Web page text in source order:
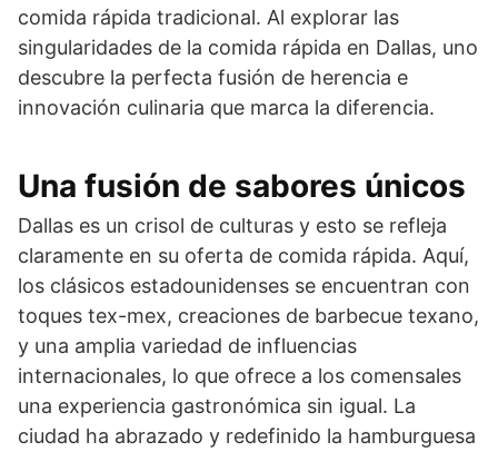
comida rápida tradicional. Al explorar las
singularidades de la comida rápida en Dallas, uno
descubre la perfecta fusión de herencia e
innovación culinaria que marca la diferencia.
Una fusión de sabores únicos
Dallas es un crisol de culturas y esto se refleja
claramente en su oferta de comida rápida. Aquí,
los clásicos estadounidenses se encuentran con
toques tex-mex, creaciones de barbecue texano,
y una amplia variedad de influencias
internacionales, lo que ofrece a los comensales
una experiencia gastronómica sin igual. La
ciudad ha abrazado y redefinido la hamburguesa